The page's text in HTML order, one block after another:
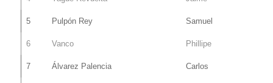
5 Pulpón Rey Samuel
6 Vanco Phillipe
7 Álvarez Palencia Carlos